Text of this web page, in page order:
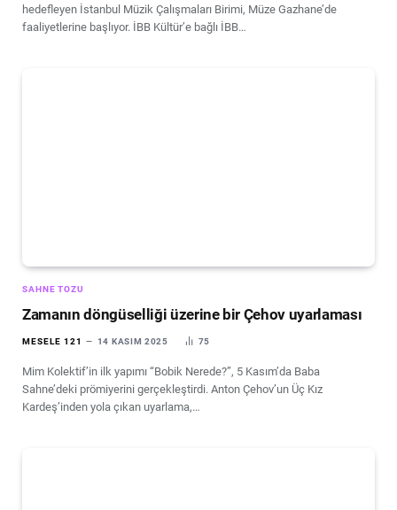
hedefleyen İstanbul Müzik Çalışmaları Birimi, Müze Gazhane’de
faaliyetlerine başlıyor. İBB Kültür’e bağlı İBB…
SAHNE TOZU
Zamanın döngüselliği üzerine bir Çehov uyarlaması
MESELE 121 14 KASIM 2025 75
Mim Kolektif’in ilk yapımı “Bobik Nerede?”, 5 Kasım’da Baba
Sahne’deki prömiyerini gerçekleştirdi. Anton Çehov’un Üç Kız
Kardeş’inden yola çıkan uyarlama,…